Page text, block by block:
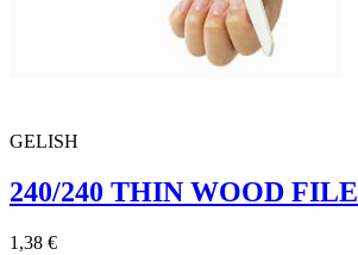
GELISH
240/240 THIN WOOD FILE
1,38 €